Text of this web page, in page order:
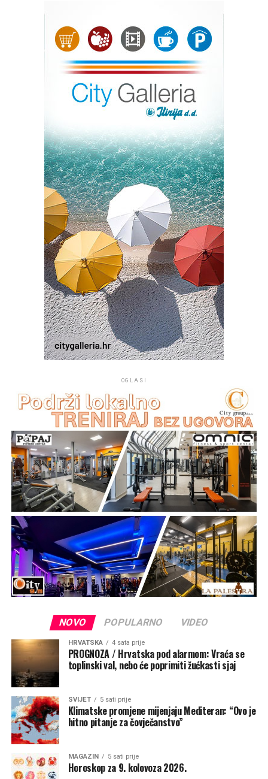
Kip Marije s Isusom, oboje s krunama na glavi, izrađen je
od plemenitog bračkog kamena i visok je tri metra, a s
kipovima u Hrvatskoj. Klesar Vlado Knežević radio ga je
osamnaest mjeseci u klesarskoj radnji ‘Markvinia’ u
Biogradu na Moru. Kip se nalazi uz jedan od
najprometnijih pomorskih kanala između otoka Ugljana i
Pašmana kojim tijekom sezone dnevno prođe više od
dvije tisuće plovila. Želja župljana je da kip posjetiteljima
i prolaznicima koji plove tim kanalom bude
svjedočanstvo vjere, da se na tom mjestu časti Marija. Taj
projekt župe Kukljica pomogli su Općina Kukljica te
drugi dobročinitelji i donatori.
Na mjestu crkvice Gospe od Sniga pomorci su 1514.
godine pronašli sliku Gospe od Sniga te je u njenu čast i
spomen podignuta crkva koja je od tada mjesto vjere,
pouzdanja i izraz ljubavi prema nebeskoj Majci.
„Taj kip je znak vjere, podsjetnik da je Gospa trajno
prisutna među svojim narodom i da majčinskom brigom
prati sve koji tuda prolaze. Gospin pogled je okrenut
prema moru, prema brodicama koje plove tom uvalom,
prema ribarima i obiteljima koje putuju između otoka i
prema putnicima tim morskim putem. To je pogled naše
nebeske Majke koja nas voli, bdije nad nama, hrabri, tješi
i zagovara svoju djecu pred Bogom“, rekao je mons.
Zgrablić.
OGLASI
NOVO POPULARNO VIDEO
HRVATSKA 4 sata prije
PROGNOZA / Hrvatska pod alarmom: Vraća se
toplinski val, nebo će poprimiti žućkasti sjaj
SVIJET 5 sati prije
Klimatske promjene mijenjaju Mediteran: “Ovo je
hitno pitanje za čovječanstvo”
MAGAZIN 5 sati prije
Horoskop za 9. kolovoza 2026.